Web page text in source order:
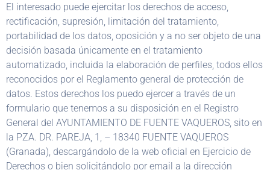
El interesado puede ejercitar los derechos de acceso,
rectificación, supresión, limitación del tratamiento,
portabilidad de los datos, oposición y a no ser objeto de una
decisión basada únicamente en el tratamiento
automatizado, incluida la elaboración de perfiles, todos ellos
reconocidos por el Reglamento general de protección de
datos. Estos derechos los puedo ejercer a través de un
formulario que tenemos a su disposición en el Registro
General del AYUNTAMIENTO DE FUENTE VAQUEROS, sito en
la PZA. DR. PAREJA, 1, – 18340 FUENTE VAQUEROS
(Granada), descargándolo de la web oficial en Ejercicio de
Derechos o bien solicitándolo por email a la dirección